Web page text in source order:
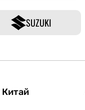
SUZUKI